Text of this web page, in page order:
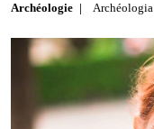
Archéologie Archéologia